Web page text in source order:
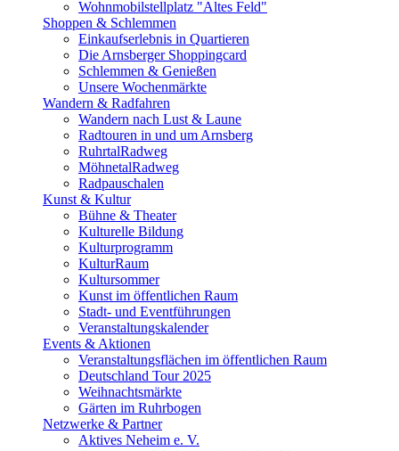
Wohnmobilstellplatz "Altes Feld"
Shoppen & Schlemmen
Einkaufserlebnis in Quartieren
Die Arnsberger Shoppingcard
Schlemmen & Genießen
Unsere Wochenmärkte
Wandern & Radfahren
Wandern nach Lust & Laune
Radtouren in und um Arnsberg
RuhrtalRadweg
MöhnetalRadweg
Radpauschalen
Kunst & Kultur
Bühne & Theater
Kulturelle Bildung
Kulturprogramm
KulturRaum
Kultursommer
Kunst im öffentlichen Raum
Stadt- und Eventführungen
Veranstaltungskalender
Events & Aktionen
Veranstaltungsflächen im öffentlichen Raum
Deutschland Tour 2025
Weihnachtsmärkte
Gärten im Ruhrbogen
Netzwerke & Partner
Aktives Neheim e. V.